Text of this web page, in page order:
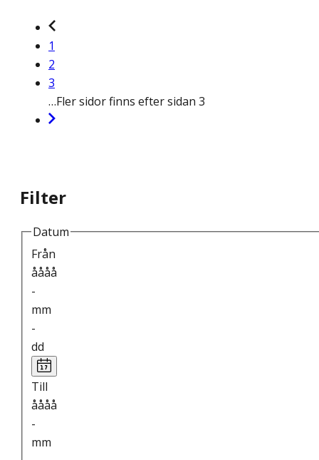
1
2
3
…Fler sidor finns efter sidan 3
Filter
Datum
Från
åååå
-
mm
-
dd
Till
åååå
-
mm